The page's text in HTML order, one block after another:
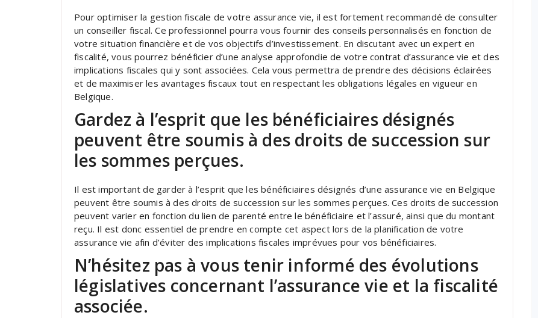
Pour optimiser la gestion fiscale de votre assurance vie, il est fortement recommandé de consulter
un conseiller fiscal. Ce professionnel pourra vous fournir des conseils personnalisés en fonction de
votre situation financière et de vos objectifs d’investissement. En discutant avec un expert en
fiscalité, vous pourrez bénéficier d’une analyse approfondie de votre contrat d’assurance vie et des
implications fiscales qui y sont associées. Cela vous permettra de prendre des décisions éclairées
et de maximiser les avantages fiscaux tout en respectant les obligations légales en vigueur en
Belgique.
Gardez à l’esprit que les bénéficiaires désignés
peuvent être soumis à des droits de succession sur
les sommes perçues.
Il est important de garder à l’esprit que les bénéficiaires désignés d’une assurance vie en Belgique
peuvent être soumis à des droits de succession sur les sommes perçues. Ces droits de succession
peuvent varier en fonction du lien de parenté entre le bénéficiaire et l’assuré, ainsi que du montant
reçu. Il est donc essentiel de prendre en compte cet aspect lors de la planification de votre
assurance vie afin d’éviter des implications fiscales imprévues pour vos bénéficiaires.
N’hésitez pas à vous tenir informé des évolutions
législatives concernant l’assurance vie et la fiscalité
associée.